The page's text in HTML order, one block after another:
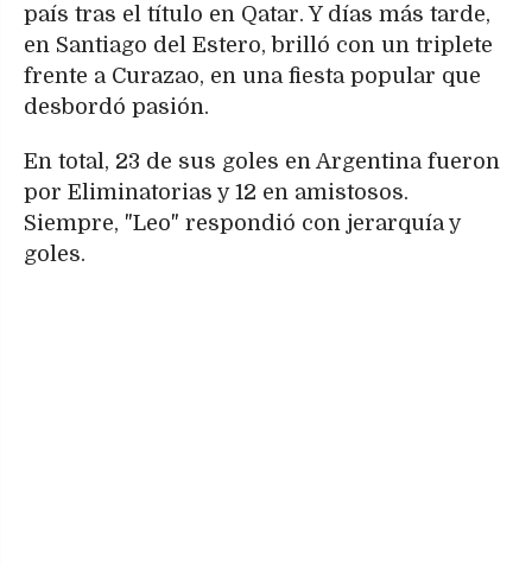
país tras el título en Qatar. Y días más tarde,
en Santiago del Estero, brilló con un triplete
frente a Curazao, en una fiesta popular que
desbordó pasión.
En total, 23 de sus goles en Argentina fueron
por Eliminatorias y 12 en amistosos.
Siempre, "Leo" respondió con jerarquía y
goles.